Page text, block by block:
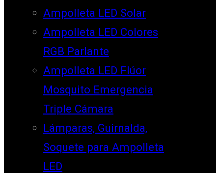
Ampolleta LED Solar
Ampolleta LED Colores
RGB Parlante
Ampolleta LED Flúor
Mosquito Emergencia
Triple Cámara
Lámparas, Guirnalda,
Soquete para Ampolleta
LED